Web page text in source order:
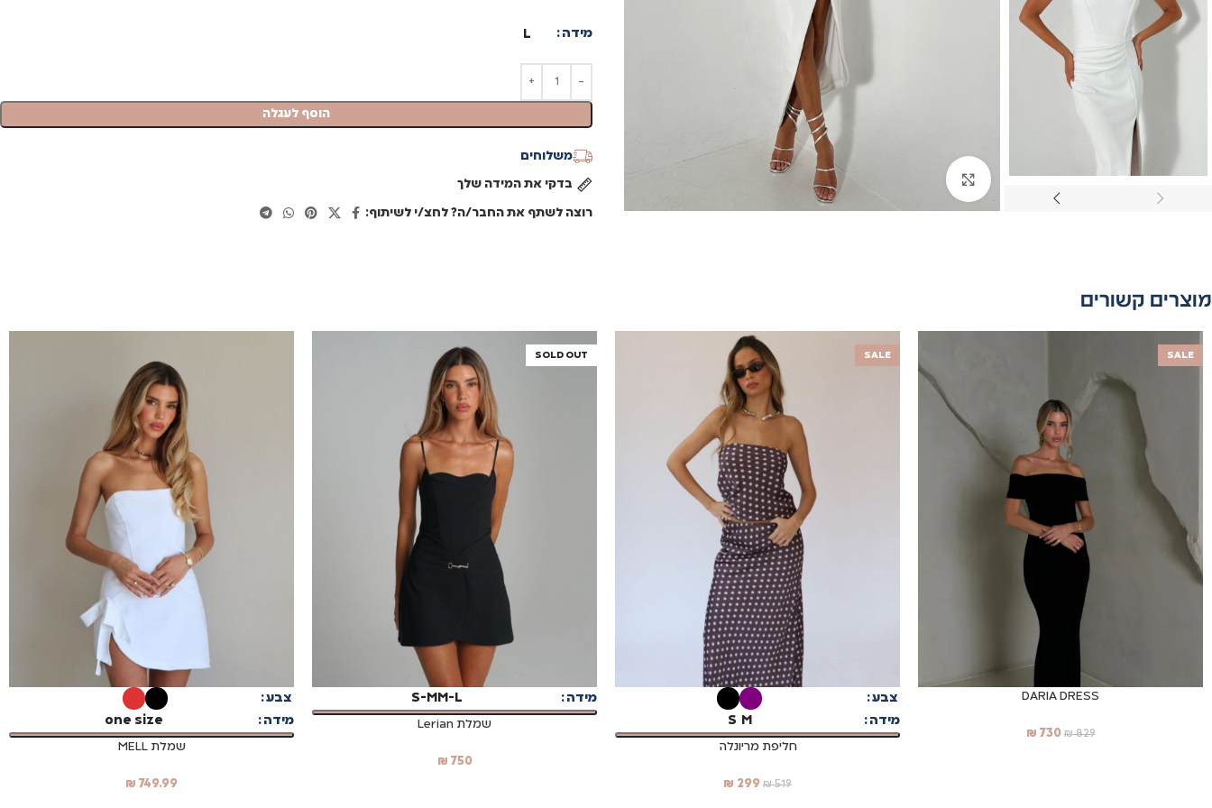
מידה L
הוסף לעגלה
משלוחים
בדקי את המידה שלך
רוצה לשתף את החבר/ה? לחצ/י לשיתוף:
מוצרים קשורים
SALE
DARIA DRESS
₪829
₪ 730
SALE
בחר אפשרויות
צבע
מידה
M
S
חליפת מריונלה
₪519
₪ 299
SOLD OUT
בחר אפשרויות
מידה M-L
S-M
שמלת Lerian
₪ 750
בחר אפשרויות
צבע
מידה
one size
שמלת MELL
₪ 749.99